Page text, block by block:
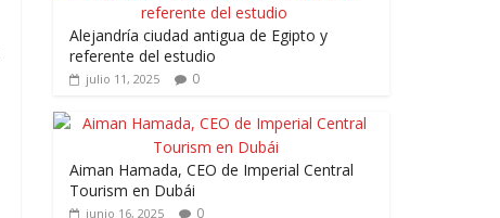
Alejandría ciudad antigua de Egipto y
referente del estudio
julio 11, 2025 0
Aiman Hamada, CEO de Imperial Central
Tourism en Dubái
junio 16, 2025 0